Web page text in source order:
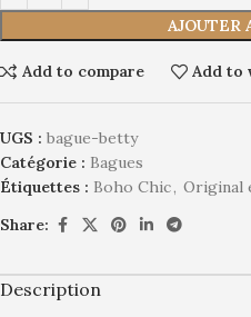
AJOUTER
Add to compare Add to
UGS : bague-betty
Catégorie : Bagues
Étiquettes : Boho Chic, Original
Share:
Description